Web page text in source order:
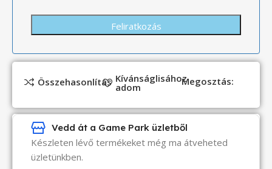
Összehasonlítás Kívánságlisához
adom Megosztás:
Vedd át a Game Park üzletből
Készleten lévő termékeket még ma átveheted
üzletünkben.